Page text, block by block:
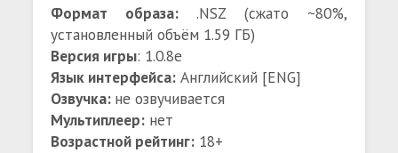
Формат образа: .NSZ (сжато ~80%,
установленный объём 1.59 ГБ)
Версия игры: 1.0.8e
Язык интерфейса: Английский [ENG]
Озвучка: не озвучивается
Мультиплеер: нет
Возрастной рейтинг: 18+